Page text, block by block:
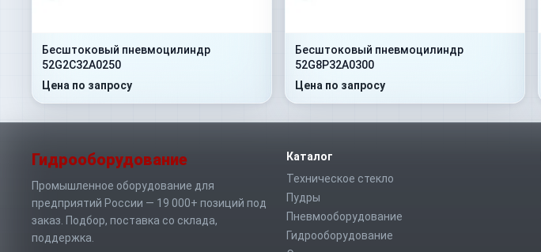
Бесштоковый пневмоцилиндр
52G2C32A0250
Цена по запросу
Бесштоковый пневмоцилиндр
52G8P32A0300
Цена по запросу
Гидрооборудование
Промышленное оборудование для
предприятий России — 19 000+ позиций под
заказ. Подбор, поставка со склада,
поддержка.
Каталог
Техническое стекло
Пудры
Пневмооборудование
Гидрооборудование